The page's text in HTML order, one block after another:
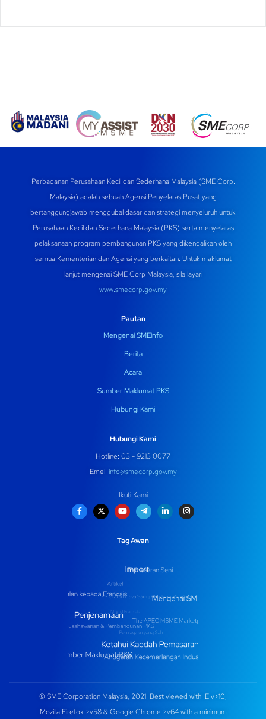
Perbadanan Perusahaan Kecil dan Sederhana Malaysia (SME Corp.
Malaysia) adalah sebuah Agensi Penyelaras Pusat yang
bertanggungjawab menggubal dasar dan strategi menyeluruh untuk
Perusahaan Kecil dan Sederhana Malaysia (PKS) serta menyelaras
pelaksanaan program pembangunan PKS yang dikendalikan oleh
semua Kementerian dan Agensi yang berkaitan. Untuk maklumat
lanjut mengenai SME Corp Malaysia, sila layari
www.smecorp.gov.my
Pautan
Mengenai SMEinfo
Berita
Acara
Sumber Maklumat PKS
Hubungi Kami
Hubungi Kami
Hotline: 03 - 9213 0077
Emel: info@smecorp.gov.my
Ikuti Kami
Tag Awan
© SME Corporation Malaysia, 2021. Best viewed with IE v>10,
Mozilla Firefox >v58 & Google Chrome >v64 with a minimum